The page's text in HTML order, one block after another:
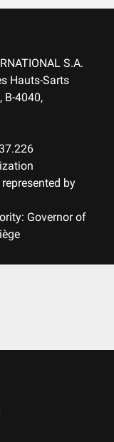
S.A.
Hauts-Sarts
B-4040,
by
Governor of